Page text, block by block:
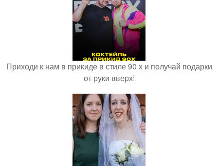
Приходи к нам в прикиде в стиле 90 х и получай подарки
от руки вверх!